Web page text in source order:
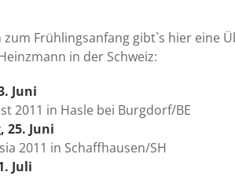
zum Frühlingsanfang gibt`s hier eine
in der Schweiz:
Juni
2011 in Hasle bei Burgdorf/BE
25. Juni
2011 in Schaffhausen/SH
Juli